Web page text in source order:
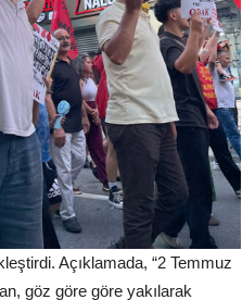
Açıklamada, “2 Temmuz
göz göre göre yakılarak